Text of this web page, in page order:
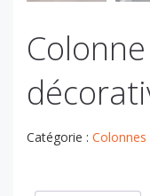
Catégorie :